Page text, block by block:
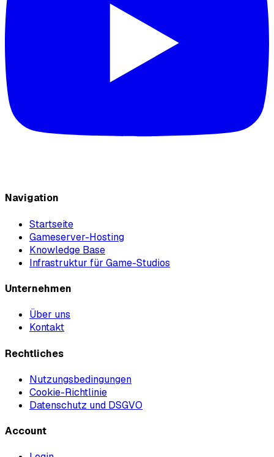
Navigation
Startseite
Gameserver-Hosting
Knowledge Base
Infrastruktur für Game-Studios
Unternehmen
Über uns
Kontakt
Rechtliches
Nutzungsbedingungen
Cookie-Richtlinie
Datenschutz und DSGVO
Account